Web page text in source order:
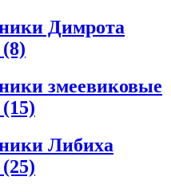
Димрота
(8)
змеевиковые
(15)
Либиха
(25)